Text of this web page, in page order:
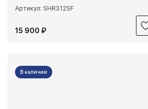
Артикул: SHR312SF
15 900 ₽
В наличии